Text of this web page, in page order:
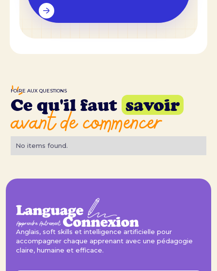
FOIRE AUX QUESTIONS
Ce qu'il fautsavoir
avant de commencer
No items found.
Anglais, soft skills et intelligence artificielle pour
accompagner chaque apprenant avec une pédagogie
claire, humaine et efficace.